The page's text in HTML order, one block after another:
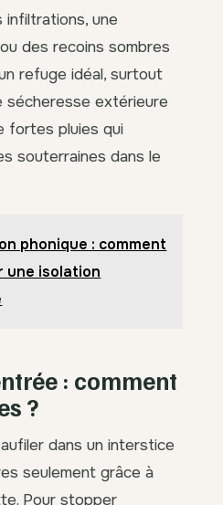
une
des recoins sombres
refuge idéal, surtout
sécheresse extérieure
fortes pluies qui
souterraines dans le
phonique : comment
une isolation
: comment
?
dans un interstice
seulement grâce à
Pour stopper